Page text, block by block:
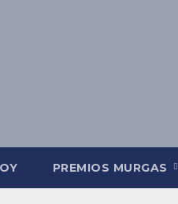
PREMIOS MURGAS